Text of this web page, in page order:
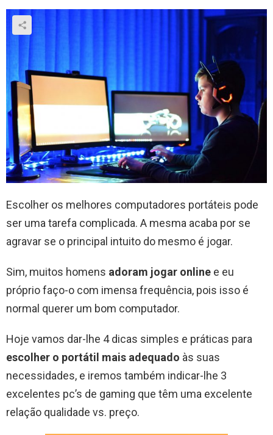
Escolher os melhores computadores portáteis pode
ser uma tarefa complicada. A mesma acaba por se
agravar se o principal intuito do mesmo é jogar.
Sim, muitos homens adoram jogar online e eu
próprio faço-o com imensa frequência, pois isso é
normal querer um bom computador.
Hoje vamos dar-lhe 4 dicas simples e práticas para
escolher o portátil mais adequado às suas
necessidades, e iremos também indicar-lhe 3
excelentes pc’s de gaming que têm uma excelente
relação qualidade vs. preço.